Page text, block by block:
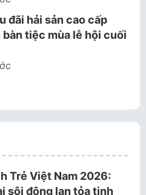
đãi hải sản cao cấp
bàn tiệc mùa lễ hội cuối
Trẻ Việt Nam 2026:
sôi động lan tỏa tinh